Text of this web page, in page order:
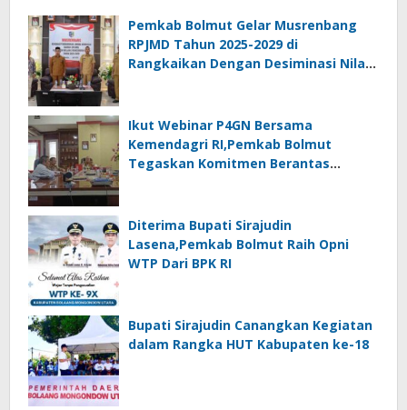
Pemkab Bolmut Gelar Musrenbang
RPJMD Tahun 2025-2029 di
Rangkaikan Dengan Desiminasi Nilai
Ikut Webinar P4GN Bersama
Kemendagri RI,Pemkab Bolmut
Tegaskan Komitmen Berantas
Diterima Bupati Sirajudin
Lasena,Pemkab Bolmut Raih Opni
WTP Dari BPK RI
Bupati Sirajudin Canangkan Kegiatan
dalam Rangka HUT Kabupaten ke-18